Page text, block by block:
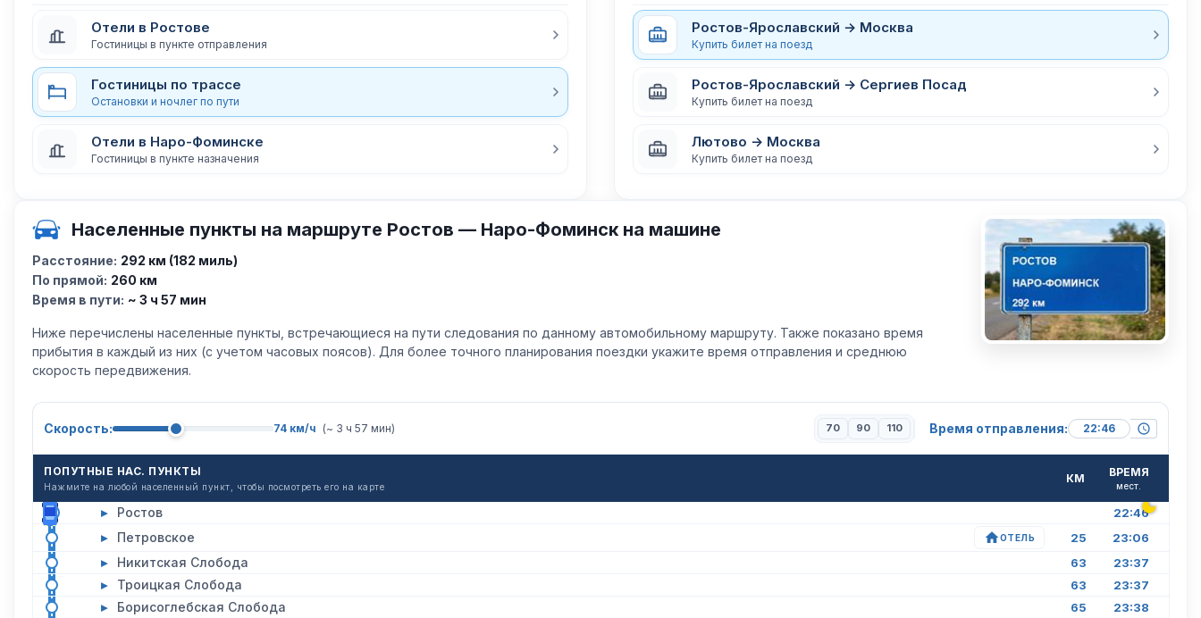
Отели в Ростове
Гостиницы в пункте отправления
Гостиницы по трассе
Остановки и ночлег по пути
Отели в Наро-Фоминске
Гостиницы в пункте назначения
Ростов-Ярославский → Москва
Купить билет на поезд
Ростов-Ярославский → Сергиев Посад
Купить билет на поезд
Лютово → Москва
Купить билет на поезд
Населенные пункты на маршруте Ростов — Наро-Фоминск на машине
Расстояние: 292 км (182 миль)
По прямой: 260 км
Время в пути: ~ 3 ч 57 мин
Ниже перечислены населенные пункты, встречающиеся на пути следования по данному автомобильному маршруту. Также показано время
прибытия в каждый из них (с учетом часовых поясов). Для более точного планирования поездки укажите время отправления и среднюю
скорость передвижения.
Скорость: 74 км/ч (~ 3 ч 57 мин) 70 90 110 Время отправления:
ПОПУТНЫЕ НАС. ПУНКТЫ
Нажмите на любой населенный пункт, чтобы посмотреть его на карте
КМ ВРЕМЯ
мест.
▸ Ростов 22:46
▸ Петровское ОТЕЛЬ 25 23:06
▸ Никитская Слобода 63 23:37
▸ Троицкая Слобода 63 23:37
▸ Борисоглебская Слобода 65 23:38